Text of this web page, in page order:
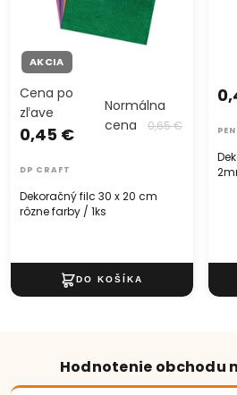
AKCIA
Dekoračný filc 30 x 20 cm
rôzne farby / 1ks
Cena po
zľave
0,45 €
Normálna
cena
0,65 €
DP CRAFT
Hodnotenie obchodu